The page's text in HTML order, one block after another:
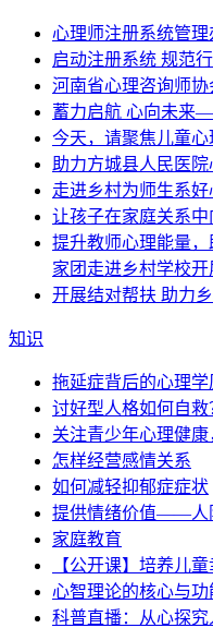
心理师注册系统管理
启动注册系统 规范
河南省心理咨询师
蓄力启航 心向未来
今天，请聚焦儿童心
助力方城县人民医
走进乡村为师生系
让孩子在家庭关系中
提升教师心理能量
家团走进乡村学校开
开展结对帮扶 助力
知识
拖延症背后的心理学
讨好型人格如何自救
关注青少年心理健
怎样经营感情关系
如何减轻抑郁症症状
提供情绪价值——人
家庭教育
【公开课】培养儿
心智理论的核心与功
科普直播：从心探